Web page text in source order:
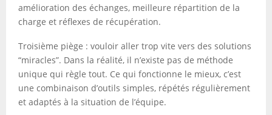
amélioration des échanges, meilleure répartition de la
charge et réflexes de récupération.
Troisième piège : vouloir aller trop vite vers des solutions
“miracles”. Dans la réalité, il n’existe pas de méthode
unique qui règle tout. Ce qui fonctionne le mieux, c’est
une combinaison d’outils simples, répétés régulièrement
et adaptés à la situation de l’équipe.